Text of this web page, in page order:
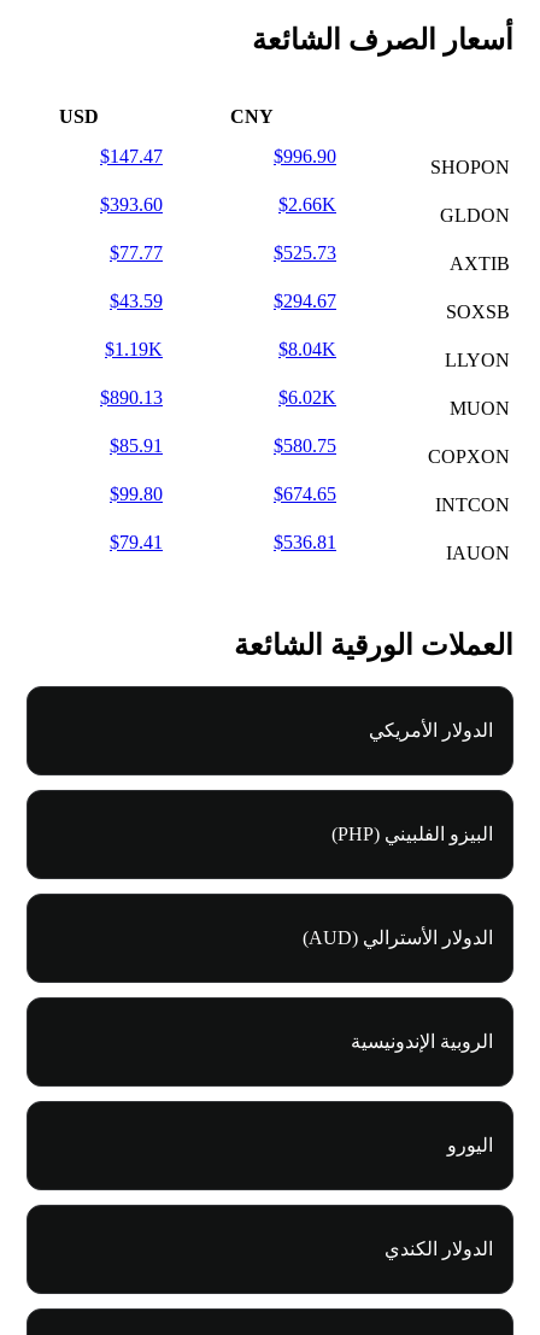
أسعار الصرف الشائعة
CNY
USD
SHOPON
$996.90
$147.47
GLDON
$2.66K
$393.60
AXTIB
$525.73
$77.77
SOXSB
$294.67
$43.59
LLYON
$8.04K
$1.19K
MUON
$6.02K
$890.13
COPXON
$580.75
$85.91
INTCON
$674.65
$99.80
IAUON
$536.81
$79.41
العملات الورقية الشائعة
الدولار الأمريكي
البيزو الفلبيني (PHP)
الدولار الأسترالي (AUD)
الروبية الإندونيسية
اليورو
الدولار الكندي